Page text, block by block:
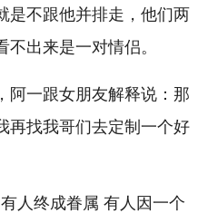
是不跟他并排走，他们两
出来是一对情侣。
阿一跟女朋友解释说：那
再找我哥们去定制一个好